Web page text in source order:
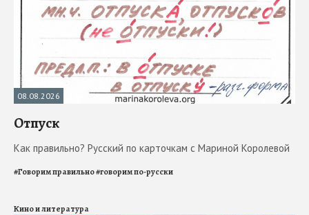
08.08.2026
Отпуск
Как правильно? Русский по карточкам с Мариной Королевой
#Говорим правильно#говорим по-русски
Кино и литература